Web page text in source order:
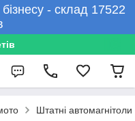
- склад 17522
Штатні автомагнітоли